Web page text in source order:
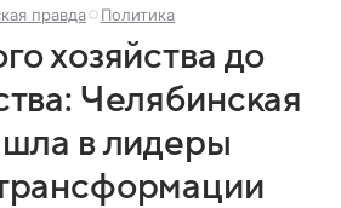
правда Политика
хозяйства до
Челябинская
в лидеры